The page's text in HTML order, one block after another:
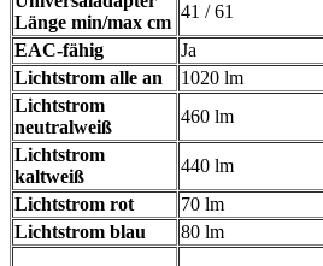
Länge min/max cm
41 / 61
EAC-fähig
Ja
Lichtstrom alle an
1020 lm
Lichtstrom
neutralweiß
460 lm
Lichtstrom
kaltweiß
440 lm
Lichtstrom rot
70 lm
Lichtstrom blau
80 lm